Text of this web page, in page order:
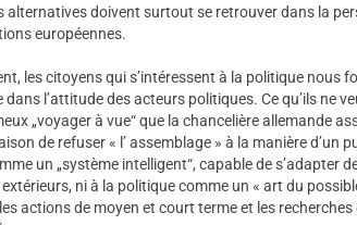
alternatives doivent surtout se retrouver dans la
européennes.
les citoyens qui s’intéressent à la politique nous
dans l’attitude des acteurs politiques. Ce qu’ils ne
„voyager à vue“ que la chancelière allemande
de refuser « l’ assemblage » à la manière d’un
un „système intelligent“, capable de s’adapter
ni à la politique comme un « art du
actions de moyen et court terme et les